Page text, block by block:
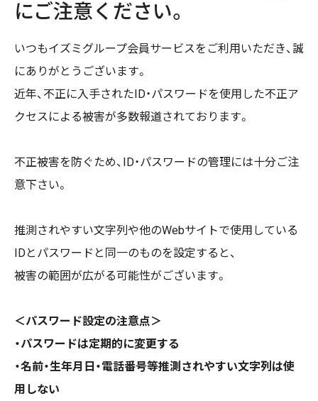
にご注意ください。
いつもイズミグループ会員サービスをご利用いただき、誠
にありがとうございます。
近年、不正に入手されたID・パスワードを使用した不正ア
クセスによる被害が多数報道されております。
不正被害を防ぐため、ID・パスワードの管理には十分ご注
意下さい。
推測されやすい文字列や他のWebサイトで使用している
IDとパスワードと同一のものを設定すると、
被害の範囲が広がる可能性がございます。
＜パスワード設定の注意点＞
・パスワードは定期的に変更する
・名前・生年月日・電話番号等推測されやすい文字列は使
用しない